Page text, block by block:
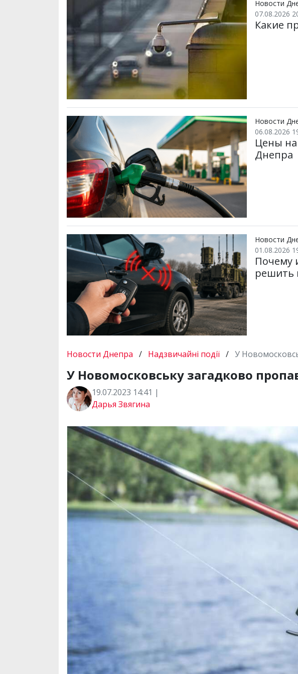
Новости
07.08.2026
Какие
Новости
06.08.2026
Цены на
Днепра
Новости
01.08.2026
Почему
решить
Новости Днепра / Надзвичайні події / У
У Новомосковську загадково
19.07.2023 14:41 |
Дарья Звягина